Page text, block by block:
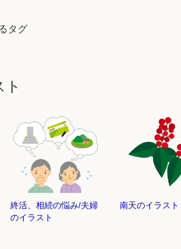
タグ
終活、相続の悩み/夫婦
のイラスト
南天のイラスト